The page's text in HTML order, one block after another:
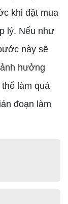
khi đặt mua
lý. Nếu như
này sẽ
hưởng
làm quá
đoạn làm